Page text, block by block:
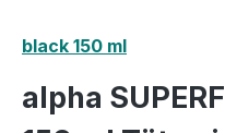
black 150 ml
alpha